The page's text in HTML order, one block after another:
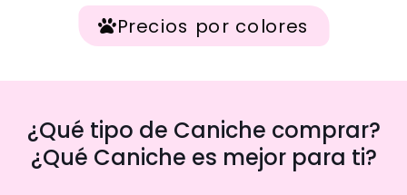
Precios por colores
¿Qué tipo de Caniche comprar?
¿Qué Caniche es mejor para ti?